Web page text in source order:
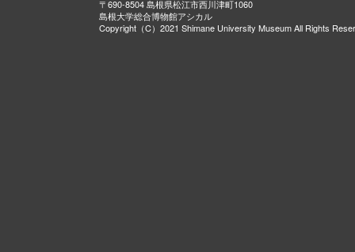
〒690-8504 島根県松江市西川津町1060
島根大学総合博物館アシカル
Copyright（C）2021 Shimane University Museum All Rights